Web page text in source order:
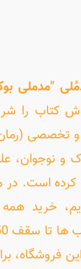
"مدملی
کتاب را
و تخصصی
و نوجوان،
کرده است.
خرید همه
فروشگاه،